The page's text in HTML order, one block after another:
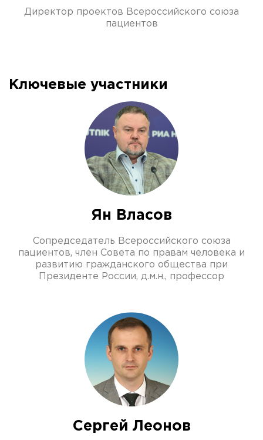
Директор проектов Всероссийского союза
пациентов
Ключевые участники
Ян Власов
Сопредседатель Всероссийского союза
пациентов, член Совета по правам человека и
развитию гражданского общества при
Президенте России, д.м.н., профессор
Сергей Леонов